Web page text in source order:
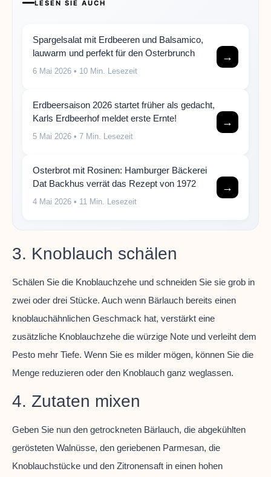
LESEN SIE AUCH
Spargelsalat mit Erdbeeren und Balsamico,
lauwarm und perfekt für den Osterbrunch
6 Mai 2026 • 10 Min. Lesezeit
→
Erdbeersaison 2026 startet früher als gedacht,
Karls Erdbeerhof meldet erste Ernte!
5 Mai 2026 • 7 Min. Lesezeit
→
Osterbrot mit Rosinen: Hamburger Bäckerei
Dat Backhus verrät das Rezept von 1972
4 Mai 2026 • 11 Min. Lesezeit
→
3. Knoblauch schälen
Schälen Sie die Knoblauchzehe und schneiden Sie sie grob in
zwei oder drei Stücke. Auch wenn Bärlauch bereits einen
knoblauchähnlichen Geschmack hat, verstärkt eine
zusätzliche Knoblauchzehe die würzige Note und verleiht dem
Pesto mehr Tiefe. Wenn Sie es milder mögen, können Sie die
Menge reduzieren oder den Knoblauch ganz weglassen.
4. Zutaten mixen
Geben Sie nun den getrockneten Bärlauch, die abgekühlten
gerösteten Walnüsse, den geriebenen Parmesan, die
Knoblauchstücke und den Zitronensaft in einen hohen